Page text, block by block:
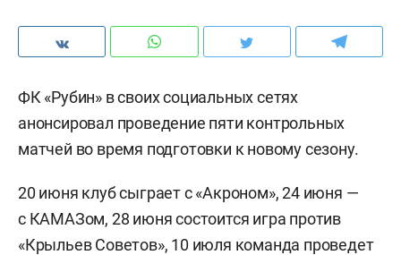
ФК «Рубин» в своих социальных сетях
анонсировал проведение пяти контрольных
матчей во время подготовки к новому сезону.
20 июня клуб сыграет с «Акроном», 24 июня —
с КАМАЗом, 28 июня состоится игра против
«Крыльев Советов», 10 июля команда проведет